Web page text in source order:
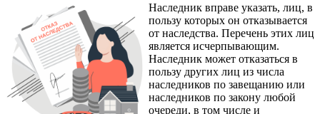
Наследник вправе указать, лиц, в
пользу которых он отказывается
от наследства. Перечень этих лиц
является исчерпывающим.
Наследник может отказаться в
пользу других лиц из числа
наследников по завещанию или
наследников по закону любой
очереди, в том числе и